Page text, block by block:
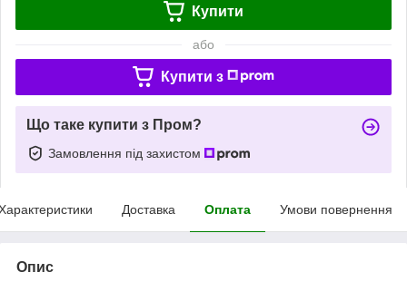
Купити
або
Купити з
Що таке купити з Пром?
Замовлення під захистом
Доставка Оплата Умови повернення
Опис